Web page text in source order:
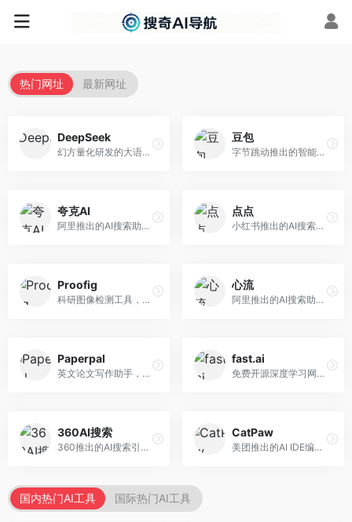
热门网址 最新网址
DeepSeek
幻方量化研发的大语言模型平台，专注于深度推理和代码生成能力。面向开发者、研究人员和技术爱好者，提供强大的逻辑推理和数学计算功能，开源生态完善，API接口友好。
豆包
字节跳动推出的智能对话助手平台，提供文本创作、知识问答、英语学习等多种AI服务。面向普通用户和内容创作者，支持多轮对话和文件解析，免费使用，响应速度快，中文理解能力强。
夸克AI
阿里推出的AI搜索助手，整合搜索与AI功能。面向年轻用户，提供智能搜索、文档处理、学习辅助等服务，与夸克生态深度整合。
点点
小红书推出的AI搜索应用，专注于生活方式内容搜索。面向小红书用户，提供生活攻略、消费决策、内容推荐等服务，生活方式内容丰富。
Proofig
科研图像检测工具，专注于学术图像完整性验证。面向科研人员，提供图像检测、重复分析、报告生成等服务，学术检测专业。
心流
阿里推出的AI搜索助手，专注于智能信息获取。面向普通用户，提供智能搜索、内容整理、知识问答等服务，与阿里生态深度整合。
Paperpal
英文论文写作助手，专注于学术英语润色。面向需要发表国际期刊的研究者，提供语法检查、学术表达优化、格式规范等服务，英语表达地道专业。
fast.ai
免费开源深度学习网站，专注于实用AI教学。面向开发者，提供免费深度学习课程、实战项目、代码库等资源，学习门槛低。
360AI搜索
360推出的AI搜索引擎，专注于安全智能搜索。面向普通用户，提供智能问答、网页搜索、内容整理等服务，安全防护能力强。
CatPaw
美团推出的AI IDE编程工具，专注于本地开发生态。面向开发者，提供智能代码补全、代码生成、项目管理等服务，本地开发体验好。
国内热门AI工具 国际热门AI工具